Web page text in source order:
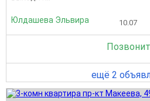
Юлдашева Эльвира 10.07
ещё 2